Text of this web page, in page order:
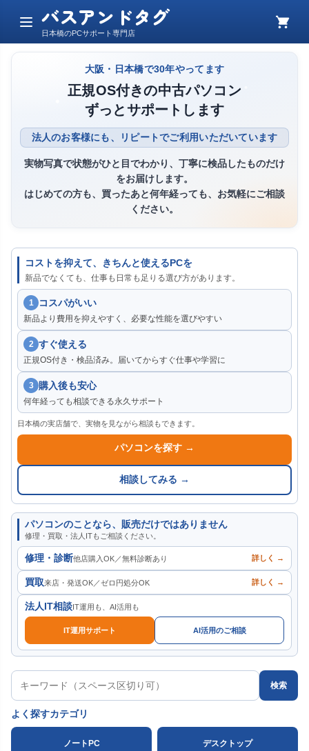
メ
ュ
バスアンドタグ
日本橋のPCサポート専門店
カ
ト
大阪・日本橋で30年やってます
正規OS付きの中古パソコン
ずっとサポートします
法人のお客様にも、リピートでご利用いただいています
実物写真で状態がひと目でわかり、丁寧に検品したものだけ
をお届けします。
はじめての方も、買ったあと何年経っても、お気軽にご相談
ください。
コストを抑えて、きちんと使えるPCを
新品でなくても、仕事も日常も足りる選び方があります。
1 コスパがいい
新品より費用を抑えやすく、必要な性能を選びやすい
2 すぐ使える
正規OS付き・検品済み。届いてからすぐ仕事や学習に
3 購入後も安心
何年経っても相談できる永久サポート
日本橋の実店舗で、実物を見ながら相談もできます。
パソコンを探す →
相談してみる →
パソコンのことなら、販売だけではありません
修理・買取・法人ITもご相談ください。
修理・診断他店購入OK／無料診断あり 詳しく →
買取来店・発送OK／ゼロ円処分OK 詳しく →
法人IT相談IT運用も、AI活用も
IT運用サポート AI活用のご相談
検索
よく探すカテゴリ
ノートPC デスクトップ